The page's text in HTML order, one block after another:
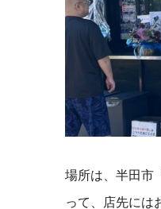
場所は、半田市
って、店先には